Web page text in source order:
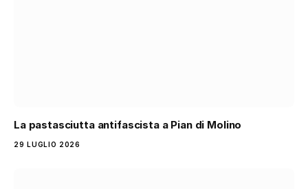
La pastasciutta antifascista a Pian di Molino
29 LUGLIO 2026